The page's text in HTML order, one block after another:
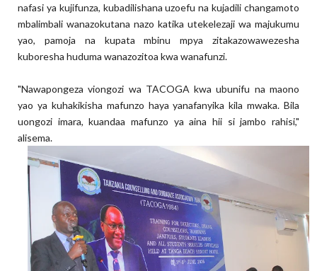
nafasi ya kujifunza, kubadilishana uzoefu na kujadili changamoto
mbalimbali wanazokutana nazo katika utekelezaji wa majukumu
yao, pamoja na kupata mbinu mpya zitakazowawezesha
kuboresha huduma wanazozitoa kwa wanafunzi.
"Nawapongeza viongozi wa TACOGA kwa ubunifu na maono
yao ya kuhakikisha mafunzo haya yanafanyika kila mwaka. Bila
uongozi imara, kuandaa mafunzo ya aina hii si jambo rahisi,"
alisema.